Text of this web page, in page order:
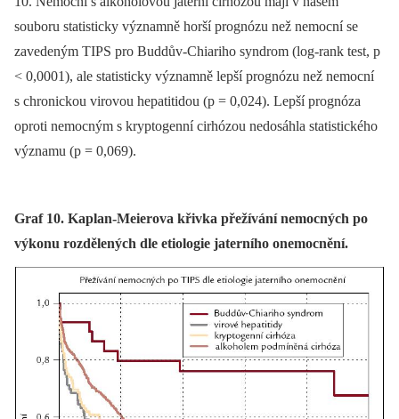
souboru statisticky významně horší prognózu než nemocní se
zavedeným TIPS pro Buddův-Chiariho syndrom (log-rank test, p
< 0,0001), ale statisticky významně lepší prognózu než nemocní
s chronickou virovou hepatitidou (p = 0,024). Lepší prognóza
oproti nemocným s kryptogenní cirhózou nedosáhla statistického
významu (p = 0,069).
Graf 10. Kaplan-Meierova křivka přežívání nemocných po
výkonu rozdělených dle etiologie jaterního onemocnění.